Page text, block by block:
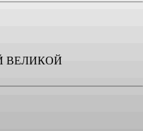
ВЕЛИКОЙ